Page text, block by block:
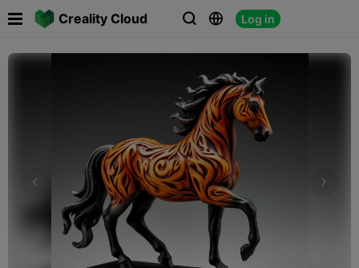
Creality Cloud   Log in
 